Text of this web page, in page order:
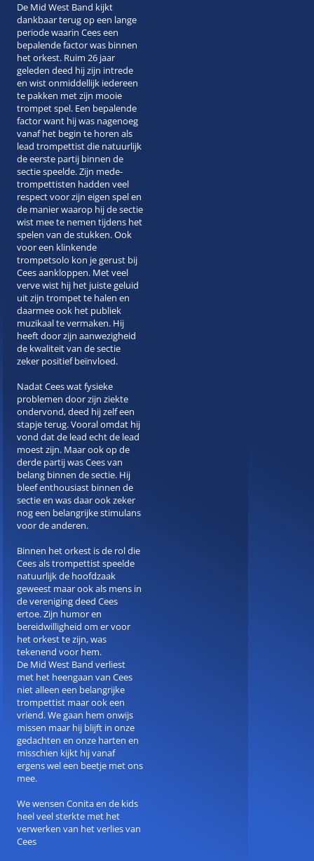
De Mid West Band kijkt
dankbaar terug op een lange
periode waarin Cees een
bepalende factor was binnen
het orkest. Ruim 26 jaar
geleden deed hij zijn intrede
en wist onmiddellijk iedereen
te pakken met zijn mooie
trompet spel. Een bepalende
factor want hij was nagenoeg
vanaf het begin te horen als
lead trompettist die natuurlijk
de eerste partij binnen de
sectie speelde. Zijn mede-
trompettisten hadden veel
respect voor zijn eigen spel en
de manier waarop hij de sectie
wist mee te nemen tijdens het
spelen van de stukken. Ook
voor een klinkende
trompetsolo kon je gerust bij
Cees aankloppen. Met veel
verve wist hij het juiste geluid
uit zijn trompet te halen en
daarmee ook het publiek
muzikaal te vermaken. Hij
heeft door zijn aanwezigheid
de kwaliteit van de sectie
zeker positief beïnvloed.
Nadat Cees wat fysieke
problemen door zijn ziekte
ondervond, deed hij zelf een
stapje terug. Vooral omdat hij
vond dat de lead echt de lead
moest zijn. Maar ook op de
derde partij was Cees van
belang binnen de sectie. Hij
bleef enthousiast binnen de
sectie en was daar ook zeker
nog een belangrijke stimulans
voor de anderen.
Binnen het orkest is de rol die
Cees als trompettist speelde
natuurlijk de hoofdzaak
geweest maar ook als mens in
de vereniging deed Cees
ertoe. Zijn humor en
bereidwilligheid om er voor
het orkest te zijn, was
tekenend voor hem.
De Mid West Band verliest
met het heengaan van Cees
niet alleen een belangrijke
trompettist maar ook een
vriend. We gaan hem onwijs
missen maar hij blijft in onze
gedachten en onze harten en
misschien kijkt hij vanaf
ergens wel een beetje met ons
mee.
We wensen Conita en de kids
heel veel sterkte met het
verwerken van het verlies van
Cees